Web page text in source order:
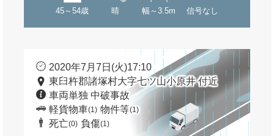
45～54歳 晴 幅～3.5m 信号なし
2020年7月7日(火)17:10
東臼杵郡諸塚村大字七ツ山小原井 付近
車両単独 中破事故
軽貨物車(1) 物件等(1)
死亡(0) 負傷(1)